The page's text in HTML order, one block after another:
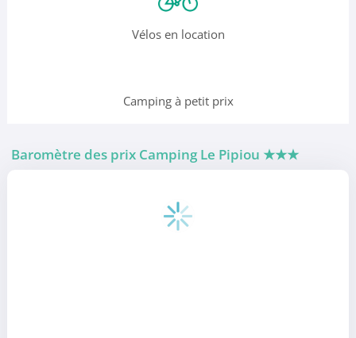
Vélos en location
Camping à petit prix
Baromètre des prix Camping Le Pipiou ★★★